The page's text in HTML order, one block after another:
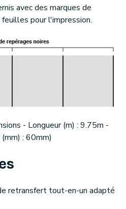
avec des marques de
pour l'impression.
- Longueur (m) : 9.75m -
: 60mm)
retransfert tout-en-un adapté